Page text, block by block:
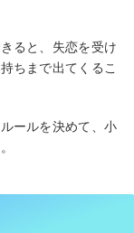
ると、失恋を受け
ちまで出てくるこ
ールを決めて、小